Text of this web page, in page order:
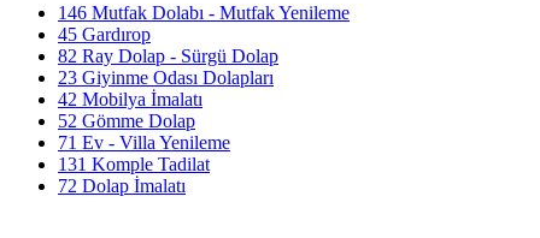
146 Mutfak Dolabı - Mutfak Yenileme
45 Gardırop
82 Ray Dolap - Sürgü Dolap
23 Giyinme Odası Dolapları
42 Mobilya İmalatı
52 Gömme Dolap
71 Ev - Villa Yenileme
131 Komple Tadilat
72 Dolap İmalatı